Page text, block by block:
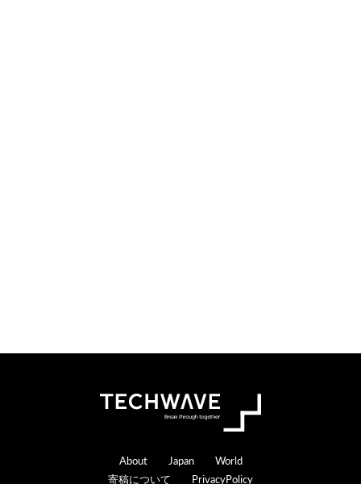
Footer
About Japan
World
寄稿について
PrivacyPolicy